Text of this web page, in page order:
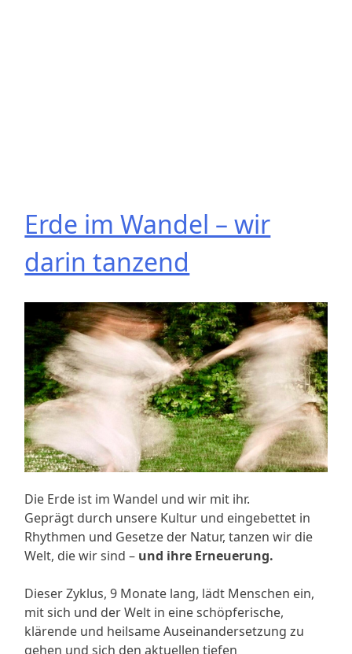
Erde im Wandel – wir
darin tanzend
Die Erde ist im Wandel und wir mit ihr.
Geprägt durch unsere Kultur und eingebettet in
Rhythmen und Gesetze der Natur, tanzen wir die
Welt, die wir sind – und ihre Erneuerung.
Dieser Zyklus, 9 Monate lang, lädt Menschen ein,
mit sich und der Welt in eine schöpferische,
klärende und heilsame Auseinandersetzung zu
gehen und sich den aktuellen tiefen